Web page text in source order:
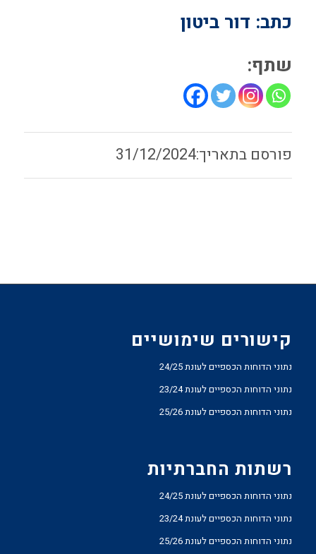
כתב: דור ביטון
שתף:
31/12/2024
קישורים שימושיים
נתוני הדוחות הכספיים לעונת 24/25
נתוני הדוחות הכספיים לעונת 23/24
נתוני הדוחות הכספיים לעונת 25/26
רשתות החברתיות
נתוני הדוחות הכספיים לעונת 24/25
נתוני הדוחות הכספיים לעונת 23/24
נתוני הדוחות הכספיים לעונת 25/26